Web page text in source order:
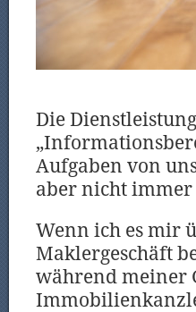
Die
Aufgaben von
aber nicht
Wenn ich es mir
Maklergeschäft
während meiner